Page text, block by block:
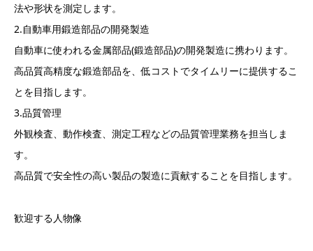
法や形状を測定します。
2.自動車用鍛造部品の開発製造
自動車に使われる金属部品(鍛造部品)の開発製造に携わります。
高品質高精度な鍛造部品を、低コストでタイムリーに提供するこ
とを目指します。
3.品質管理
外観検査、動作検査、測定工程などの品質管理業務を担当しま
す。
高品質で安全性の高い製品の製造に貢献することを目指します。
歓迎する人物像